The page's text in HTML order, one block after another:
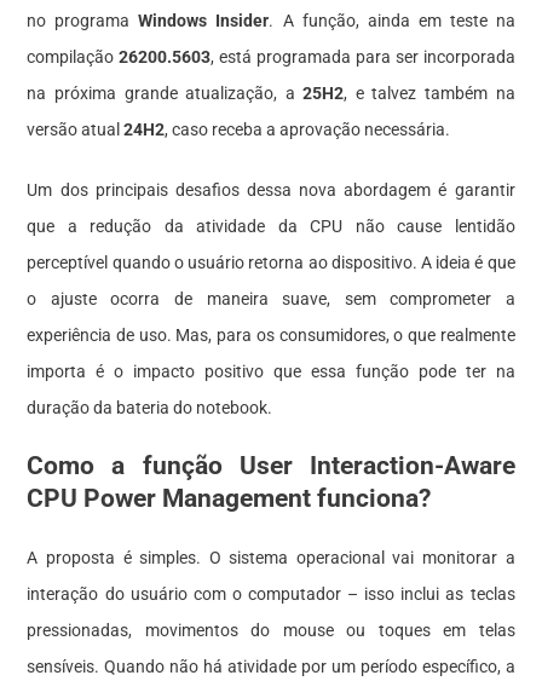
no programaWindows Insider. A função, ainda em teste na
compilação26200.5603, está programada para ser incorporada
na próxima grande atualização, a25H2, e talvez também na
versão atual24H2, caso receba a aprovação necessária.
Um dos principais desafios dessa nova abordagem é garantir
que a redução da atividade da CPU não cause lentidão
perceptível quando o usuário retorna ao dispositivo. A ideia é que
o ajuste ocorra de maneira suave, sem comprometer a
experiência de uso. Mas, para os consumidores, o que realmente
importa é o impacto positivo que essa função pode ter na
duração da bateria do notebook.
Como a função User Interaction-Aware
CPU Power Management funciona?
A proposta é simples. O sistema operacional vai monitorar a
interação do usuário com o computador – isso inclui as teclas
pressionadas, movimentos do mouse ou toques em telas
sensíveis. Quando não há atividade por um período específico, a